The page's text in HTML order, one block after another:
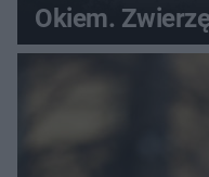
Okiem.